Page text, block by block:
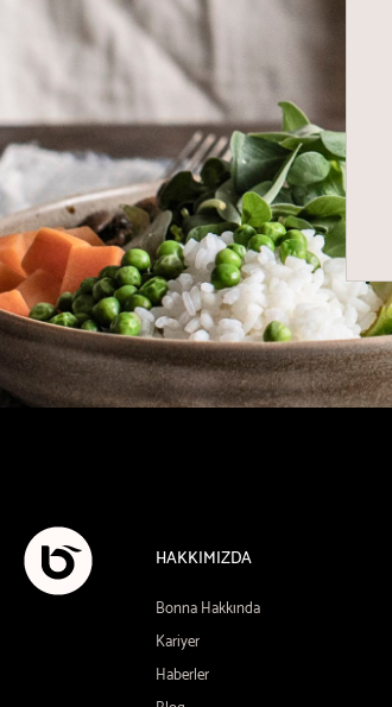
HAKKIMIZDA
Bonna Hakkında
Kariyer
Haberler